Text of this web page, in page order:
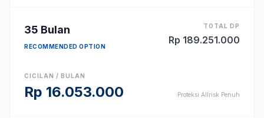
35 Bulan
RECOMMENDED OPTION
TOTAL DP
Rp 189.251.000
CICILAN / BULAN
Rp 16.053.000 Proteksi Allrisk Penuh